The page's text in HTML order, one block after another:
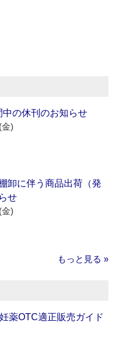
中の休刊のお知らせ
)
卸に伴う商品出荷（発
せ
)
もっと見る »
薬OTC適正販売ガイド